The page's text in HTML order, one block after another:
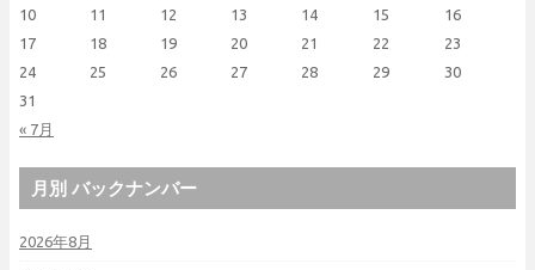
« 7月
10
11 12 13 14 15
16
17
18 19 20 21 22
23
24
25 26 27 28 29
30
31
月別 バックナンバー
2026年8月